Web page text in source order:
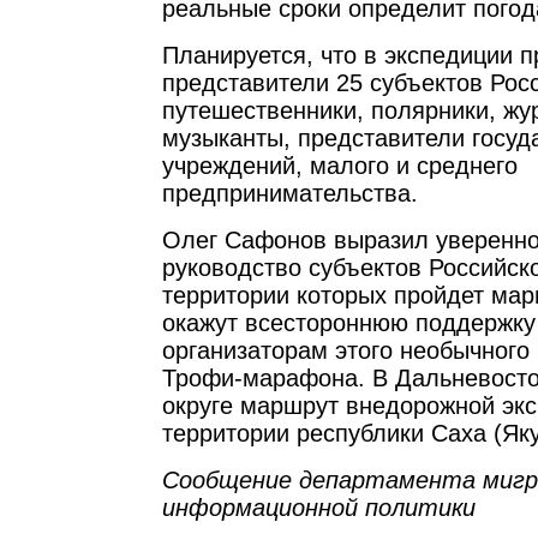
реальные сроки определит
Планируется, что в экспедиции
представители 25 субъектов
путешественники, полярники,
музыканты, представители
учреждений, малого и среднего
предпринимательства.
Олег Сафонов выразил
руководство субъектов
территории которых пройдет
окажут всестороннюю
организаторам этого необычного
Трофи-марафона. В
округе маршрут внедорожной
территории республики Саха
Сообщение департамента
информационной политики